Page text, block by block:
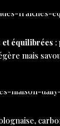
et équilibrées :
mais